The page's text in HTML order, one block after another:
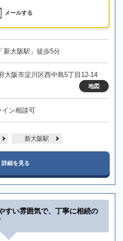
メールする
新大阪駅」徒歩5分
大阪市淀川区西中島5丁目12-14
地図
イン相談可
新大阪駅
詳細を見る
すい雰囲気で、丁寧に相続の